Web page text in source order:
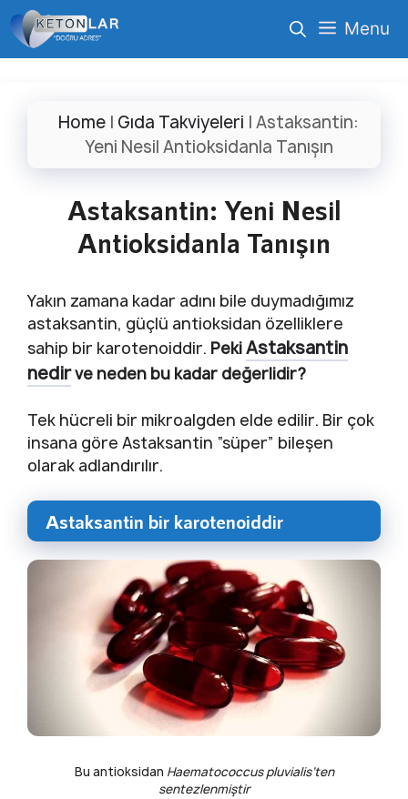
İçeriğe
atla
Menu
Home | Gıda Takviyeleri | Astaksantin:
Yeni Nesil Antioksidanla Tanışın
Astaksantin: Yeni Nesil
Antioksidanla Tanışın
Yakın zamana kadar adını bile duymadığımız
astaksantin, güçlü antioksidan özelliklere
sahip bir karotenoiddir. PekiAstaksantin
nedirve neden bu kadar değerlidir?
Tek hücreli bir mikroalgden elde edilir. Bir çok
insana göre Astaksantin “süper” bileşen
olarak adlandırılır.
Astaksantin bir karotenoiddir
Bu antioksidan Haematococcus pluvialis’ten
sentezlenmiştir